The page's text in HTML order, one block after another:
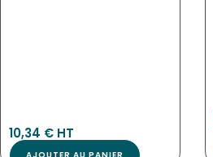
10,34 € HT